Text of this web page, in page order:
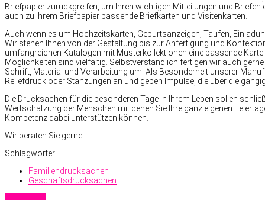
Briefpapier zurückgreifen, um Ihren wichtigen Mitteilungen und
auch zu Ihrem Briefpapier passende Briefkarten und Visitenkarten.
Auch wenn es um Hochzeitskarten, Geburtsanzeigen, Taufen,
Wir stehen Ihnen von der Gestaltung bis zur Anfertigung und
umfangreichen Katalogen mit Musterkollektionen eine passende
Möglichkeiten sind vielfältig. Selbstverständlich fertigen wir auch
Schrift, Material und Verarbeitung um. Als Besonderheit unserer
Reliefdruck oder Stanzungen an und geben Impulse, die über die
Die Drucksachen für die besonderen Tage in Ihrem Leben sollen
Wertschätzung der Menschen mit denen Sie Ihre ganz eigenen
Kompetenz dabei unterstützen können.
Wir beraten Sie gerne.
Schlagwörter
Familiendrucksachen
Geschäftsdrucksachen